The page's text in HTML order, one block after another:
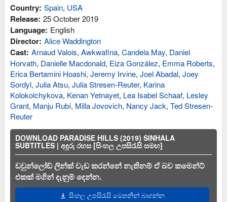
Country: Spain, USA
Release: 25 October 2019
Language: English
Director: Alice Waddington
Cast: Arnaud Valois, Awkwafina, Candela May, Daniel
Horvath, Danielle Macdonald, Eiza González, Emma Roberts,
Erica Bertamini Hoashi, Jeremy Irvine, Joel Abadal, Joey
Sordyl, Julia Atsu, Julia Stresen-Reuter, Karina
Kolokolchykova, Kenan Yetnayet, Lea Isabel Schaaf, Lesley
Grant, Manju Rubí, Milla Jovovich, Nancy Jack, Ted Stresen-
Reuter
DOWNLOAD PARADISE HILLS (2019) SINHALA
SUBTITLES | අඳුරු රහස [සිංහල උපසිරැසි සමඟ]
ඩවුන්ලෝඩ් ලින්ක් වැඩ කරන්නේ නැතිනම් ඒ බව කමෙන්ට්
එකක් මගින් දැනුම් දෙන්න.
සිංහල උපසිරැසි මෙතනින් බාගන්න